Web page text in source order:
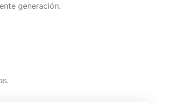
generación.